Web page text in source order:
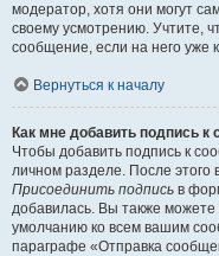
модератор, хотя они могут
своему усмотрению. Учтите,
сообщение, если на него уже
Вернуться к началу
Как мне добавить подпись
Чтобы добавить подпись к
личном разделе. После
Присоединить подпись в
добавилась. Вы также
умолчанию ко всем вашим
параграфе «Отправка